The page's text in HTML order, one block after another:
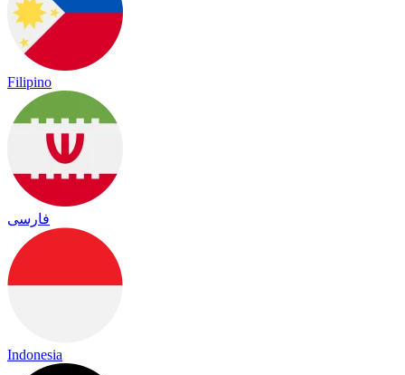
Filipino
فارسی
Indonesia